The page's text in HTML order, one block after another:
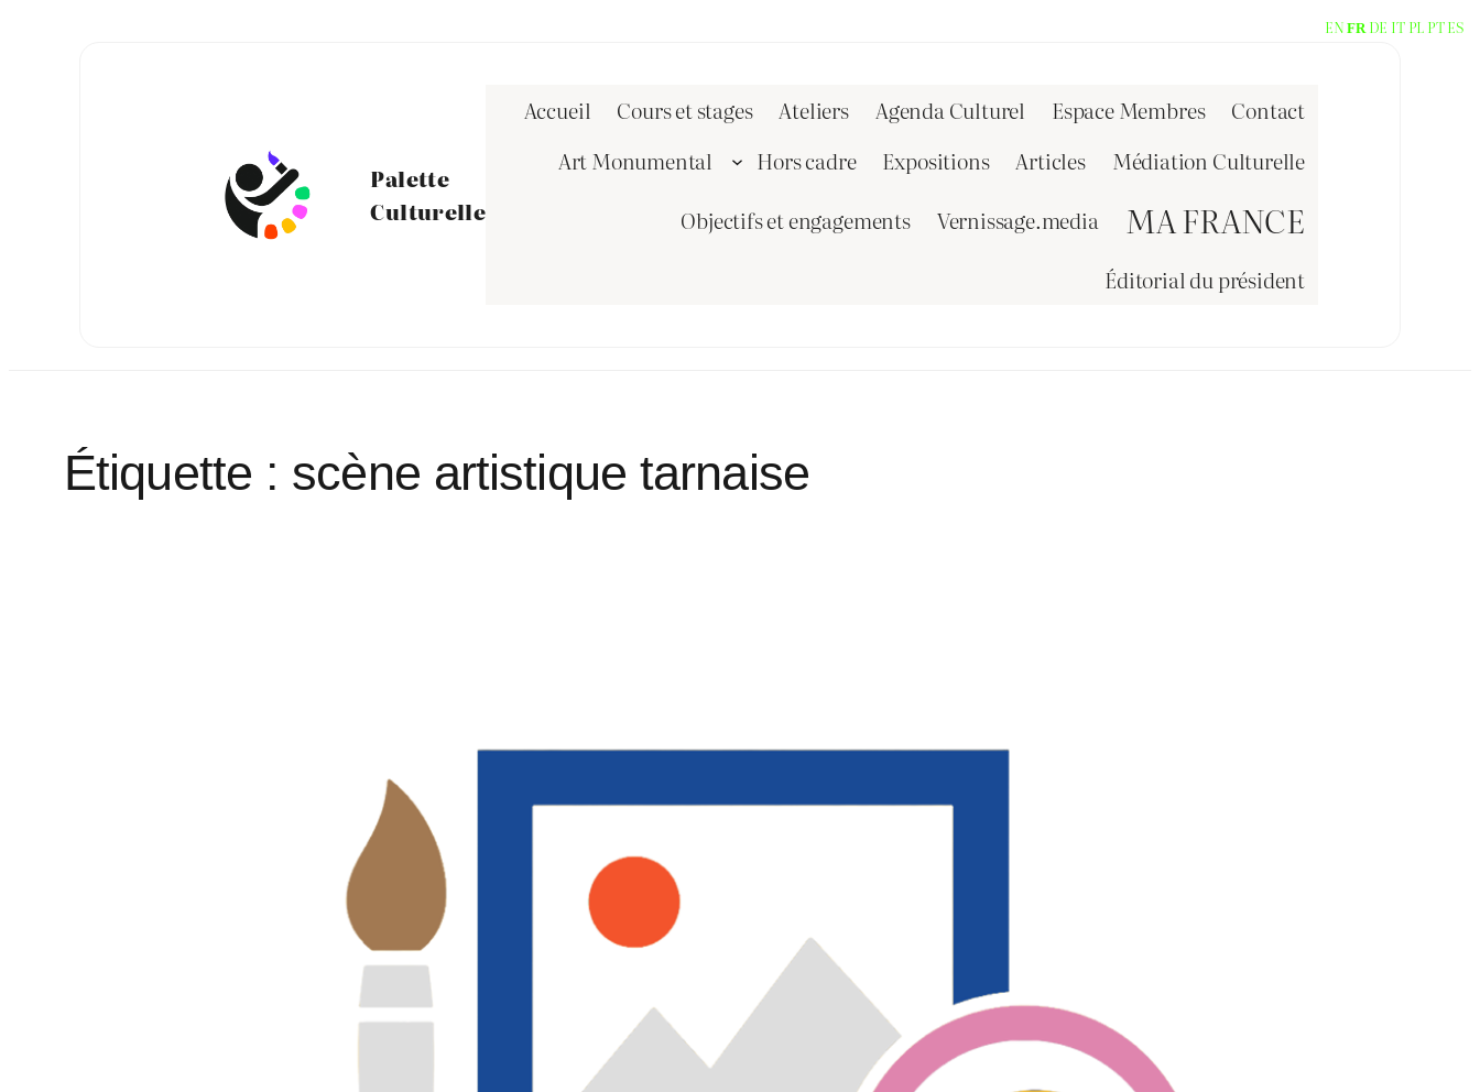
Palette
Culturelle
Accueil Cours et stages Ateliers Agenda Culturel Espace Membres
Contact
Art Monumental
Hors cadre Expositions Articles
Médiation Culturelle
Objectifs et engagements
Vernissage.media MA FRANCE
Éditorial du président
Étiquette : scène artistique tarnaise
EN FR DE IT PL PTES